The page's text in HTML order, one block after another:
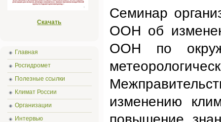
Семинар
ООН об
ООН по
изменению
Скачать
Главная
Росгидромет
Полезные ссылки
Климат России
Организации
Интервью